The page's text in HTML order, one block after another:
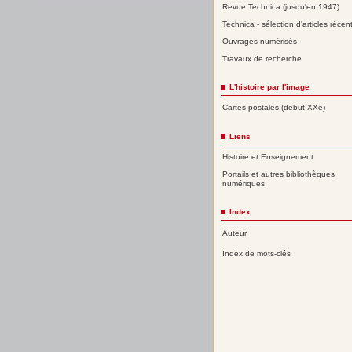
Revue Technica (jusqu'en 1947)
Technica - sélection d'articles
Ouvrages numérisés
Travaux de recherche
L'histoire par l'image
Cartes postales (début XXe)
Liens
Histoire et Enseignement
Portails et autres bibliothèques
numériques
Index
Auteur
Index de mots-clés